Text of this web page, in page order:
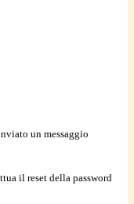
un messaggio
il reset della password